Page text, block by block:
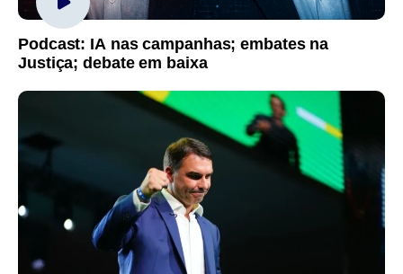
Podcast: IA nas campanhas; embates na
Justiça; debate em baixa